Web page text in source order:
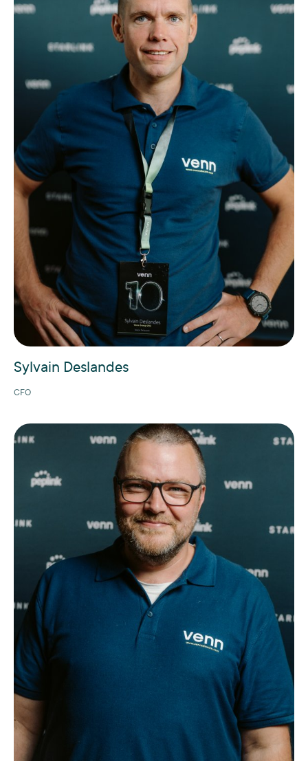
Sylvain Deslandes
CFO